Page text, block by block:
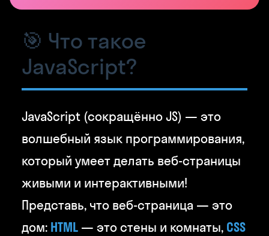
🎯 Что такое
JavaScript?
JavaScript (сокращённо JS) — это
волшебный язык программирования,
который умеет делать веб-страницы
живыми и интерактивными!
Представь, что веб-страница — это
дом: HTML — это стены и комнаты, CSS